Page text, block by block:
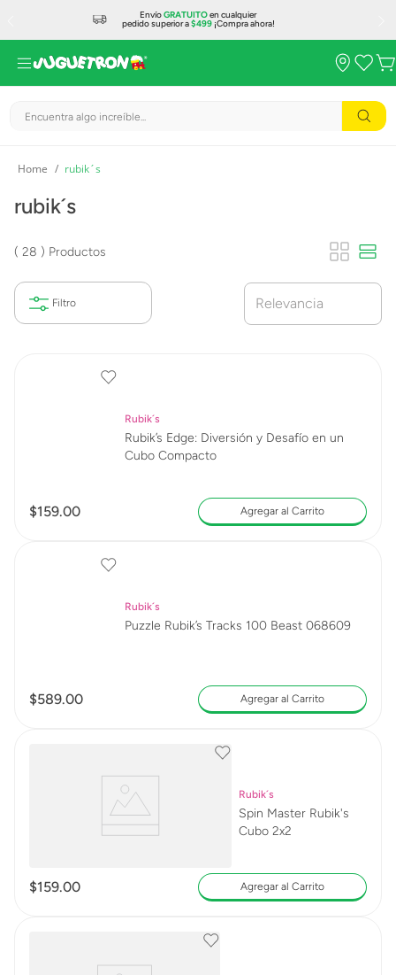
EnvíoGRATUITOen cualquier
pedido superior a$499¡Compra ahora!
Encuentra algo increíble...
rubik´s
rubik´s
28 Productos
Relevancia
Rubik´s
Rubik’s Edge: Diversión y Desafío en un
Cubo Compacto
$159.00 Agregar al Carrito
Rubik´s
Puzzle Rubik’s Tracks 100 Beast 068609
$589.00 Agregar al Carrito
Rubik´s
Spin Master Rubik's
Cubo 2x2
$159.00 Agregar al Carrito